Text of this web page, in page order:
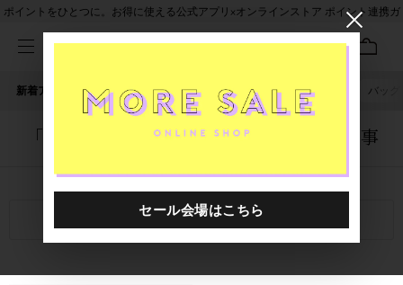
ポイントをひとつに。お得に使える公式アプリ×オンラインストア ポイント連携ガ
新着アイテム 人気ワード セール 40th限定 irodori バッグ
「1020401.2610027.0006」に関する記事
関連キーワード